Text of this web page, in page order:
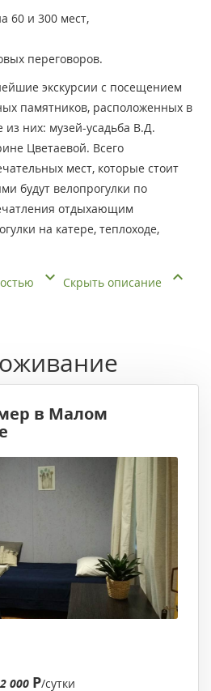
60 и 300 мест,
переговоров.
экскурсии с посещением
памятников, расположенных в
из них: музей-усадьба В.Д.
Цветаевой. Всего
мест, которые стоит
будут велопрогулки по
отдыхающим
на катере, теплоходе,
Скрыть описание
в Малом
2 000 Р/сутки